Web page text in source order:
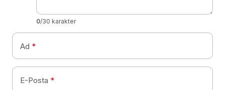
0/30 karakter
Ad *
E-Posta *